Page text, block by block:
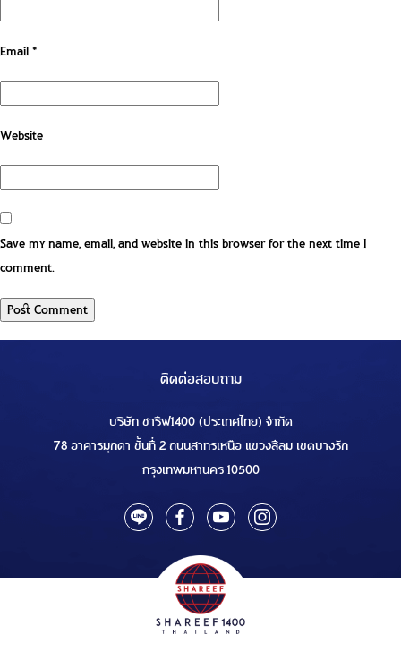
Email*
Website
Save my name, email, and website in this browser for the next time I
comment.
ติดต่อสอบถาม
บริษัท ชารีฟ1400 (ประเทศไทย) จำกัด
78 อาคารมุกดา ชั้นที่ 2 ถนนสาทรเหนือ แขวงสีลม เขตบางรัก
กรุงเทพมหานคร 10500